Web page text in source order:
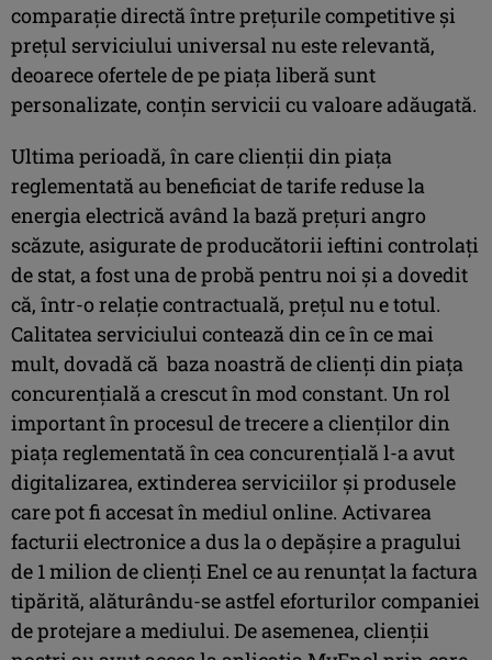
comparație directă între prețurile competitive și
prețul serviciului universal nu este relevantă,
deoarece ofertele de pe piața liberă sunt
personalizate, conțin servicii cu valoare adăugată.
Ultima perioadă, în care clienții din piața
reglementată au beneficiat de tarife reduse la
energia electrică având la bază prețuri angro
scăzute, asigurate de producătorii ieftini controlați
de stat, a fost una de probă pentru noi și a dovedit
că, într-o relație contractuală, prețul nu e totul.
Calitatea serviciului contează din ce în ce mai
mult, dovadă că baza noastră de clienți din piața
concurențială a crescut în mod constant. Un rol
important în procesul de trecere a clienților din
piața reglementată în cea concurențială l-a avut
digitalizarea, extinderea serviciilor și produsele
care pot fi accesat în mediul online. Activarea
facturii electronice a dus la o depășire a pragului
de 1 milion de clienți Enel ce au renunțat la factura
tipărită, alăturându-se astfel eforturilor companiei
de protejare a mediului. De asemenea, clienții